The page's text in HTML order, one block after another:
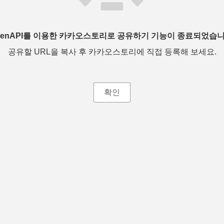
를 이용한 카카오스토리로 공유하기 기능이 종료되었습
공유할 URL을 복사 후 카카오스토리에 직접 등록해 보세요.
확인